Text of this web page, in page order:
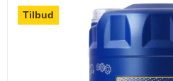
Tilbud